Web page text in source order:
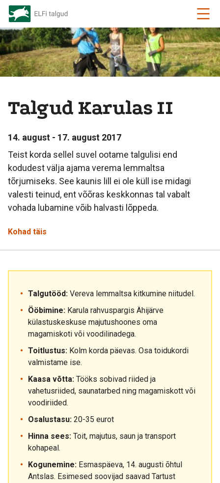
Talgud Karulas II
14. august - 17. august 2017
Teist korda sellel suvel ootame talgulisi end
kodudest välja ajama verema lemmaltsa
tõrjumiseks. See kaunis lill ei ole küll ise midagi
valesti teinud, ent võõras keskkonnas tal vabalt
vohada lubamine võib halvasti lõppeda.
Kohad täis
Talgutööd: Vereva lemmaltsa kitkumine niitudel.
Ööbimine: Karula rahvuspargis Ähijärve
külastuskeskuse majutushoones oma
magamiskoti või voodilinadega.
Toitlustus: Kolm korda päevas. Osa toidukordi
valmistame ise.
Kaasa võtta: Tööks sobivad riided ja
vahetusriided, saunatarbed ning magamiskott või
voodiriided.
Osalustasu: 20-35 eurot
Hinna sees: Toit, majutus, saun ja transport
kohapeal.
Kogunemine: Esmaspäeva, 14. augusti õhtul
Antslas. Esimesed soovijad saavad Tartust